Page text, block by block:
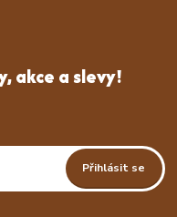
akce a slevy!
Přihlásit se